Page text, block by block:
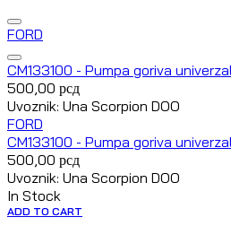
FORD
CM133100 - Pumpa goriva
500,00 рсд
Uvoznik: Una Scorpion DOO
FORD
CM133100 - Pumpa goriva
500,00 рсд
Uvoznik: Una Scorpion DOO
In Stock
ADD TO CART